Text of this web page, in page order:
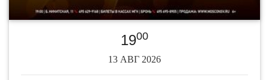
1900
13 АВГ 2026